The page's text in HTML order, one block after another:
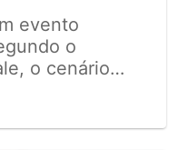
evento
o
o cenário
o
o